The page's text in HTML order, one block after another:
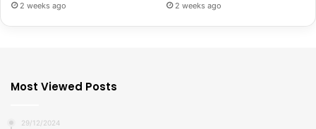
2 weeks ago 2 weeks ago
Most Viewed Posts
29/12/2024